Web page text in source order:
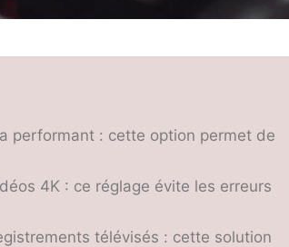
performant : cette option permet de
4K : ce réglage évite les erreurs
télévisés : cette solution